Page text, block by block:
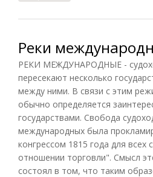
Реки
РЕКИ МЕЖДУНАРОДНЫЕ -
пересекают несколько
между ними. В связи с этим
обычно определяется
государствами. Свобода
международных была
конгрессом 1815 года для всех
отношении торговли". Смысл
состоял в том, что таким